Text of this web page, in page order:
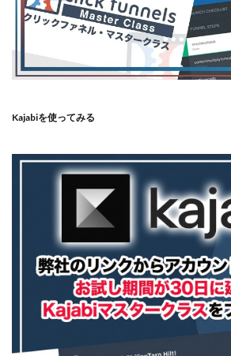
Kajabiを使ってみる